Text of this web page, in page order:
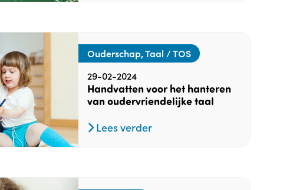
Ouderschap, Taal / TOS
29-02-2024
Handvatten voor het hanteren
van oudervriendelijke taal
Lees verder